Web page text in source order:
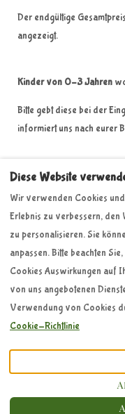
Der endgültige
angezeigt.
Kinder von 0–3 Jahren
Bitte gebt diese bei der
informiert uns nach eurer
Folge uns auf Instagram
015772787591
Dietmannsweiler 15,
Deutschland 88069.
Diese Website
Wir verwenden Cookies
Erlebnis zu verbessern, den
zu personalisieren. Sie
anpassen. Bitte beachten
Cookies Auswirkungen auf
von uns angebotenen
Verwendung von Cookies
Cookie-Richtlinie